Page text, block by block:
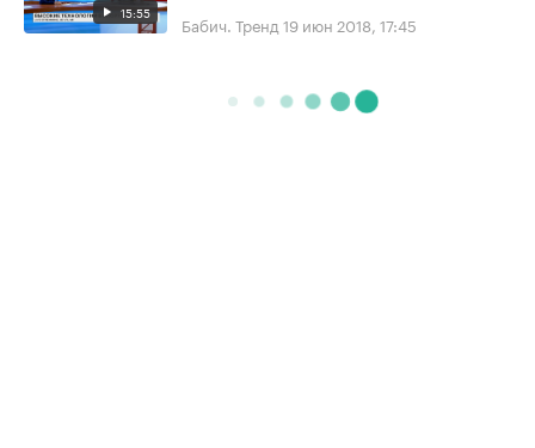
15:55 Бабич. Тренд 19 июн 2018, 17:45